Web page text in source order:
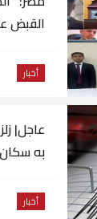
القبض
أخبار
أخبار